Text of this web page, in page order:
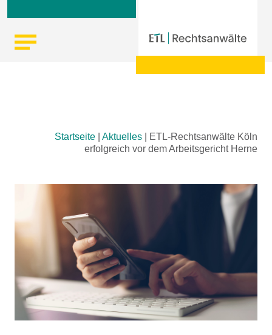
Startseite Aktuelles
ETL-Rechtsanwälte Köln
erfolgreich vor dem Arbeitsgericht Herne